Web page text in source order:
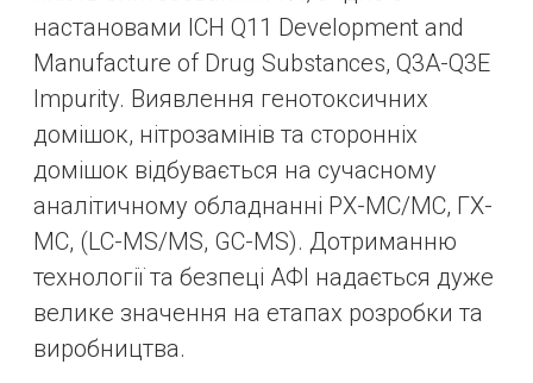
настановами ICH Q11 Development and
Manufacture of Drug Substances, Q3A-Q3E
Impurity. Виявлення генотоксичних
домішок, нітрозамінів та сторонніх
домішок відбувається на сучасному
аналітичному обладнанні РХ-МС/МС, ГХ-
МС, (LC-MS/MS, GC-MS). Дотриманню
технології та безпеці АФІ надається дуже
велике значення на етапах розробки та
виробництва.